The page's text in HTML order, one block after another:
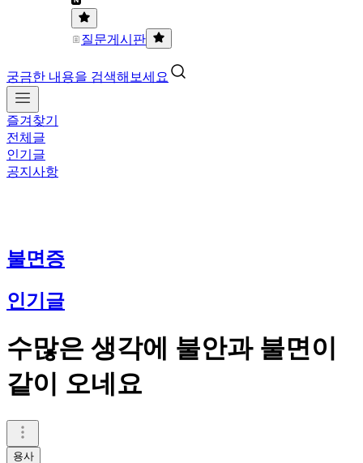
질문게시판
궁금한 내용을 검색해보세요
즐겨찾기
전체글
인기글
공지사항
불면증
인기글
수많은 생각에 불안과 불면이
같이 오네요
용사